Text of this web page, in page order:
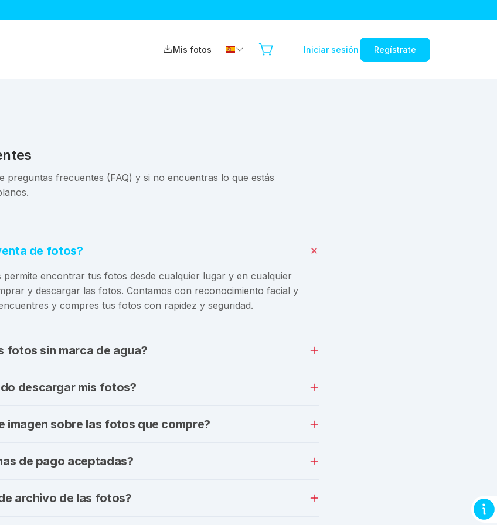
Mis fotos Iniciar sesión Regístrate
preguntas frecuentes (FAQ) y si no encuentras lo que estás
de fotos?
permite encontrar tus fotos desde cualquier lugar y en cualquier
y descargar las fotos. Contamos con reconocimiento facial y
y compres tus fotos con rapidez y seguridad.
fotos sin marca de agua?
descargar mis fotos?
imagen sobre las fotos que compre?
de pago aceptadas?
archivo de las fotos?